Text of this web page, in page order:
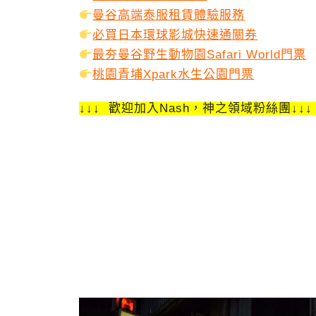
曼谷高端泰服租賃體驗服務
必買日本環球影城快速通關券
最夯曼谷野生動物園Safari World門票
桃園青埔Xpark水生公園門票
↓↓↓ 歡迎加入Nash，神之領域粉絲團↓↓↓